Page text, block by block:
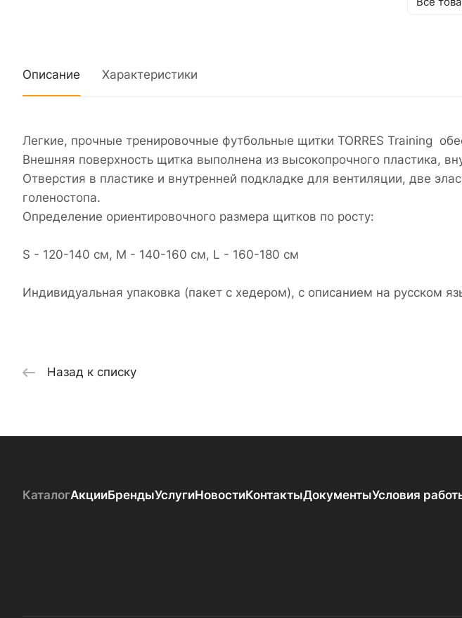
Описание Характеристики
Легкие, прочные тренировочные футбольные щитки TORRES Training
Внешняя поверхность щитка выполнена из высокопрочного пластика,
Отверстия в пластике и внутренней подкладке для вентиляции, две
голеностопа.
Определение ориентировочного размера щитков по росту:
S - 120-140 см, M - 140-160 см, L - 160-180 см
Индивидуальная упаковка (пакет с хедером), с описанием на русском
Назад к списку
КаталогАкцииБрендыУслугиНовостиКонтактыДокументыУсловия